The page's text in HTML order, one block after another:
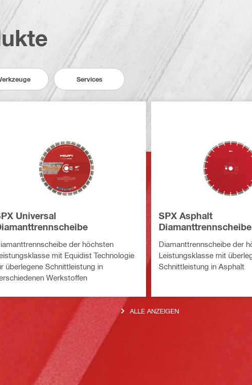
Services
Universal
der höchsten
mit Equidist Technologie
überlegene Schnittleistung in
Werkstoffen
SPX Asphalt
Diamanttrennscheibe
Diamanttrennscheibe der
Leistungsklasse mit
Schnittleistung in Asphalt
ALLE ANZEIGEN